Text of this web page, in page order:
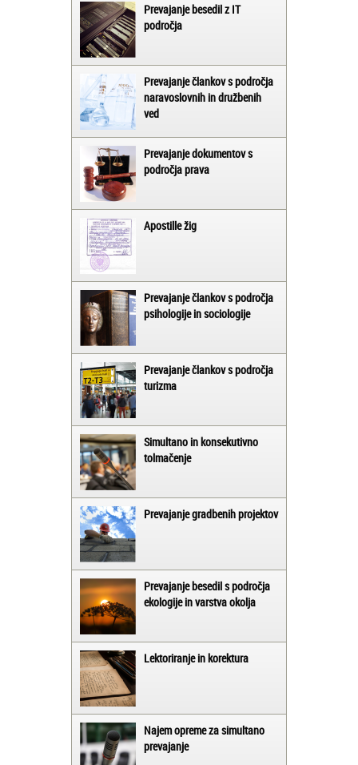
Prevajanje besedil z IT
področja
Prevajanje člankov s področja
naravoslovnih in družbenih
ved
Prevajanje dokumentov s
področja prava
Apostille žig
Prevajanje člankov s področja
psihologije in sociologije
Prevajanje člankov s področja
turizma
Simultano in konsekutivno
tolmačenje
Prevajanje gradbenih projektov
Prevajanje besedil s področja
ekologije in varstva okolja
Lektoriranje in korektura
Najem opreme za simultano
prevajanje
Matjaž iz Ajdovščine: